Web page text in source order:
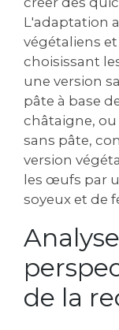
L'adaptation
végétaliens
choisissant
une version
pâte à base
châtaigne‚
sans pâte‚
version
les œufs par
soyeux et de
de la